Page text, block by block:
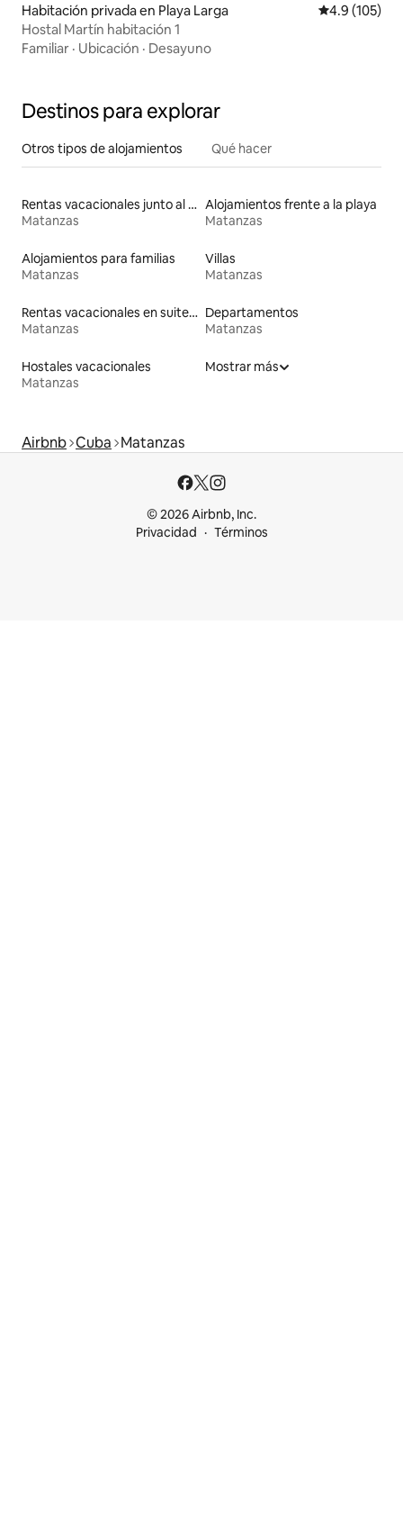
Habitación privada en Playa Larga Calificación
4.9 (105)
Hostal Martín habitación 1
Familiar · Ubicación · Desayuno
Destinos para explorar
Otros tipos de alojamientos Qué hacer
Rentas vacacionales junto al agua
Matanzas
Alojamientos frente a la playa
Matanzas
Alojamientos para familias
Matanzas
Villas
Matanzas
Rentas vacacionales en suites privadas
Matanzas
Departamentos
Matanzas
Hostales vacacionales
Matanzas
Mostrar más
Airbnb Cuba Matanzas
© 2026 Airbnb, Inc.
Privacidad
Términos